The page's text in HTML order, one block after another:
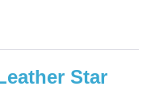
Star